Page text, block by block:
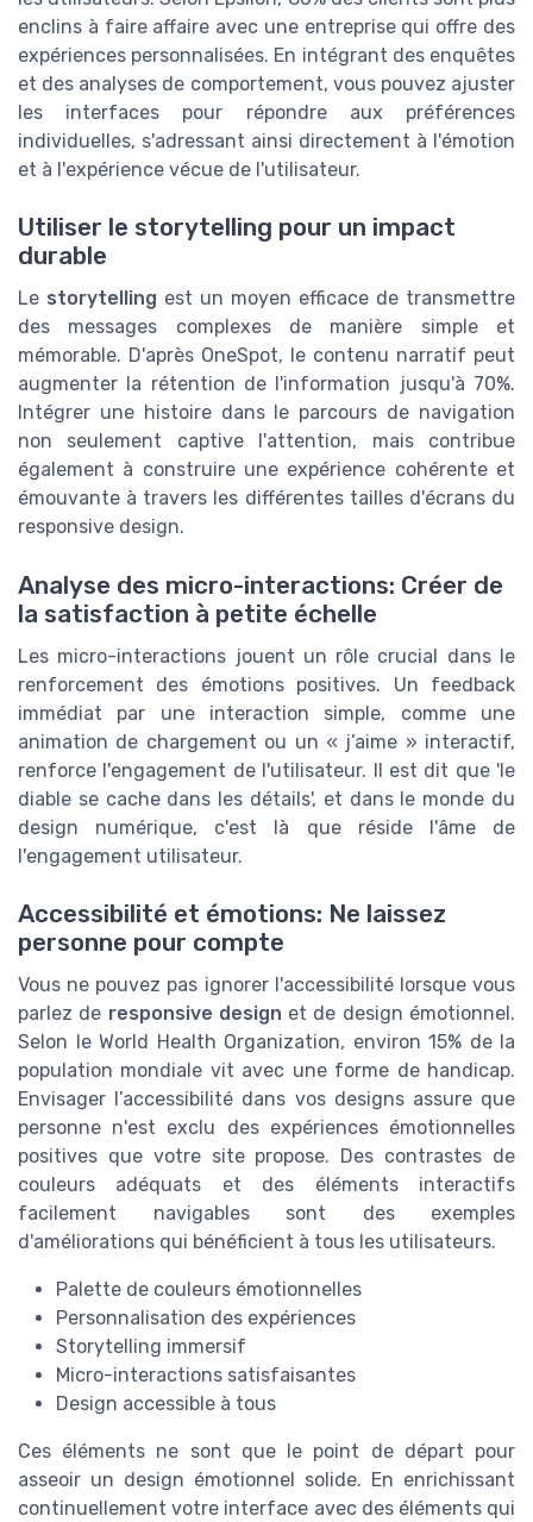
enclins à faire affaire avec une entreprise qui offre des
expériences personnalisées. En intégrant des enquêtes
et des analyses de comportement, vous pouvez ajuster
les interfaces pour répondre aux préférences
individuelles, s'adressant ainsi directement à l'émotion
et à l'expérience vécue de l'utilisateur.
Utiliser le storytelling pour un impact
durable
Le storytelling est un moyen efficace de transmettre
des messages complexes de manière simple et
mémorable. D'après OneSpot, le contenu narratif peut
augmenter la rétention de l'information jusqu'à 70%.
Intégrer une histoire dans le parcours de navigation
non seulement captive l'attention, mais contribue
également à construire une expérience cohérente et
émouvante à travers les différentes tailles d'écrans du
responsive design.
Analyse des micro-interactions: Créer de
la satisfaction à petite échelle
Les micro-interactions jouent un rôle crucial dans le
renforcement des émotions positives. Un feedback
immédiat par une interaction simple, comme une
animation de chargement ou un « j’aime » interactif,
renforce l'engagement de l'utilisateur. Il est dit que 'le
diable se cache dans les détails', et dans le monde du
design numérique, c'est là que réside l'âme de
l'engagement utilisateur.
Accessibilité et émotions: Ne laissez
personne pour compte
Vous ne pouvez pas ignorer l'accessibilité lorsque vous
parlez de responsive design et de design émotionnel.
Selon le World Health Organization, environ 15% de la
population mondiale vit avec une forme de handicap.
Envisager l’accessibilité dans vos designs assure que
personne n'est exclu des expériences émotionnelles
positives que votre site propose. Des contrastes de
couleurs adéquats et des éléments interactifs
facilement navigables sont des exemples
d'améliorations qui bénéficient à tous les utilisateurs.
Palette de couleurs émotionnelles
Personnalisation des expériences
Storytelling immersif
Micro-interactions satisfaisantes
Design accessible à tous
Ces éléments ne sont que le point de départ pour
asseoir un design émotionnel solide. En enrichissant
continuellement votre interface avec des éléments qui